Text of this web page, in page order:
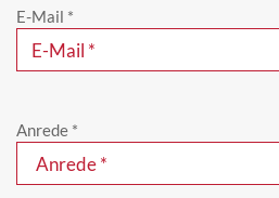
E-Mail *
Anrede *